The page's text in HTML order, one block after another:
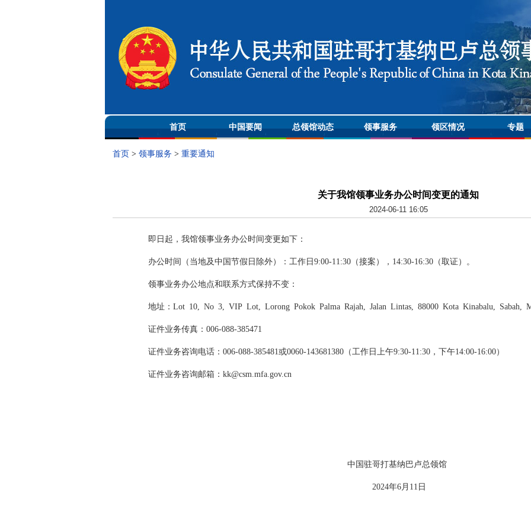
首页 中国要闻 总领馆动态 领事服务 领区情况 专题
首页 > 领事服务 > 重要通知
关于我馆领事业务办公时间变更的通知
2024-06-11 16:05
即日起，我馆领事业务办公时间变更如下：
办公时间（当地及中国节假日除外）：工作日9:00-11:30（接案），14:30-16:30（取证）。
领事业务办公地点和联系方式保持不变：
地址：Lot 10, No 3, VIP Lot, Lorong Pokok Palma Rajah, Jalan Lintas, 88000 Kota Kinabalu, Sabah,
证件业务传真：006-088-385471
证件业务咨询电话：006-088-385481或0060-143681380（工作日上午9:30-11:30，下午14:00-16:00）
证件业务咨询邮箱：kk@csm.mfa.gov.cn
中国驻哥打基纳巴卢总领馆
2024年6月11日